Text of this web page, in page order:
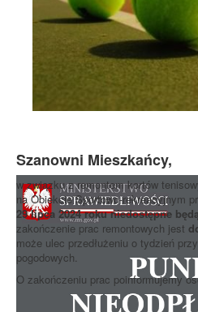
Szanowni Mieszkańcy,
w związku z remontem kortów
na Obiekcie Sportowo-rekreacyjnym
29 lipca 2024 roku niedostępne
zakończenie prac remontowych jest
może ulec przedłużeniu o tydzień
pogodowych.
O zakończeniu prac poinformujemy